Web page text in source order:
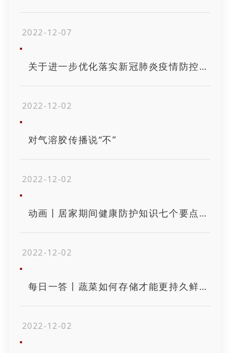
2022-12-07
关于进一步优化落实新冠肺炎疫情防控措施的通知
2022-12-02
对气溶胶传播说“不”
2022-12-02
动画丨居家期间健康防护知识七个要点，你知道吗？
2022-12-02
每日一答丨蔬菜如何存储才能更持久鲜活？
2022-12-02